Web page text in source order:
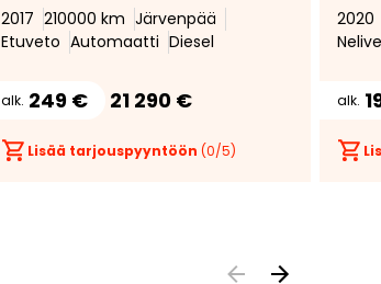
asteen peruutuskamera *
Kuolleenkulman varoitin *
2017 210000 km Järvenpää
Etuveto Automaatti Diesel
alk. 249 € 21 290 €
Lisää tarjouspyyntöön (0/5)
ratti *
2020
alk.